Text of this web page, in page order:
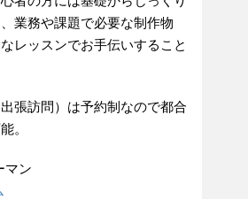
業務や課題で必要な制作物
レッスンでお手伝いすること
張訪問）は予約制なので都合
。
マン